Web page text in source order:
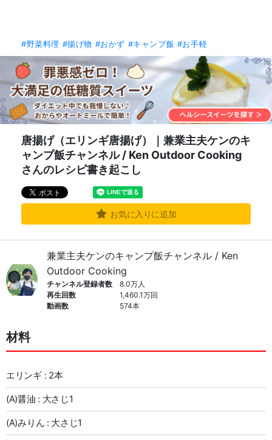
#野菜料理 #揚げ物 #おかず #キャンプ飯 #お手軽
唐揚げ（エリンギ唐揚げ）｜兼業主夫ケンのキ
ャンプ飯チャンネル / Ken Outdoor Cooking
さんのレシピ書き起こし
お気に入りに追加
兼業主夫ケンのキャンプ飯チャンネル / Ken
Outdoor Cooking
チャンネル登録者数
8.0万人
再生回数
1,460.1万回
動画数
574本
材料
エリンギ : 2本
(A)醤油 : 大さじ1
(A)みりん : 大さじ1